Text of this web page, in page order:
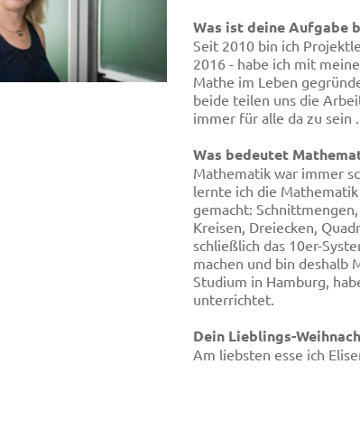
Was ist deine Aufgabe
Seit 2010 bin ich
2016 - habe ich mit
Mathe im Leben
beide teilen uns die
immer für alle da zu sein .
Was bedeutet
Mathematik war immer
lernte ich die
gemacht:
Kreisen, Dreiecken,
schließlich das 10er-
machen und bin deshalb
Studium in Hamburg,
unterrichtet.
Dein Lieblings-
Am liebsten esse ich